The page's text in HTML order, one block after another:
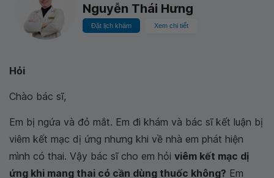
Nguyễn Thái Hưng
Đặt lịch khám Xem chi tiết
Hỏi
Chào bác sĩ,
Em bị ngứa và đỏ mắt. Em đi khám và bác sĩ kết luận bị
viêm kết mạc dị ứng nhưng khi về nhà em phát hiện
mình có thai. Vậy bác sĩ cho em hỏi viêm kết mạc dị
ứng khi mang thai có cần dùng thuốc không? Em